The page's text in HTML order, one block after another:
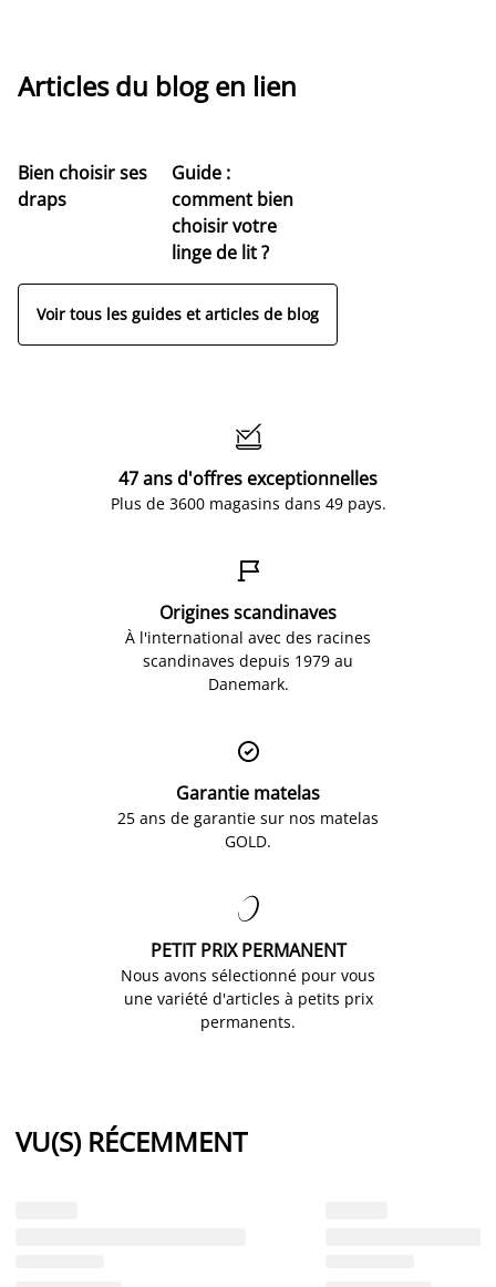
Articles du blog en lien
Bien choisir ses
draps
Guide :
comment bien
choisir votre
linge de lit ?
Voir tous les guides et articles de blog

47 ans d'offres exceptionnelles
Plus de 3600 magasins dans 49 pays.

Origines scandinaves
À l'international avec des racines
scandinaves depuis 1979 au
Danemark.

Garantie matelas
25 ans de garantie sur nos matelas
GOLD.

PETIT PRIX PERMANENT
Nous avons sélectionné pour vous
une variété d'articles à petits prix
permanents.
VU(S) RÉCEMMENT